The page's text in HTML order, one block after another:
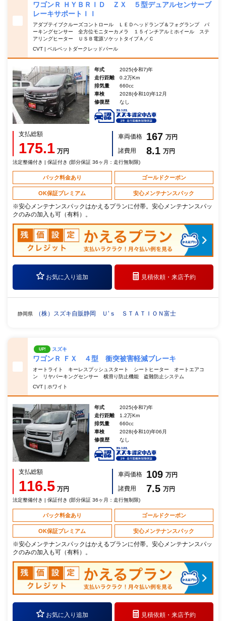
ワゴンＲ ＨＹＢＲＩＤ ＺＸ ５型デュアルセンサーブ
レーキサポートＩＩ
アダプテイブクルーズコントロール ＬＥＤヘッドランプ＆フォグランプ パ
ーキングセンサー 全方位モニターカメラ １５インチアルミホイール ステ
アリングヒーター ＵＳＢ電源ソケットタイプＡ／Ｃ
CVT | ベルベットダークレッドパール
年式
2025(令和7)年
走行距離
0.2万Km
排気量
660cc
車検
2028(令和10)年12月
修復歴
なし
支払総額
175.1 万円
車両価格 167 万円
諸費用
8.1 万円
法定整備付き | 保証付き (部分保証 36ヶ月：走行無制限)
パック料金あり ゴールドクーポン
OK保証プレミアム 安心メンテナンスパック
※安心メンテナンスパックはかえるプランに付帯。安心メンテナンスパッ
クのみの加入も可（有料）。
お気に入り追加 見積依頼・来店予約
静岡県 （株）スズキ自販静岡 Ｕ’ｓ ＳＴＡＴＩＯＮ富士
UP! スズキ
ワゴンＲ ＦＸ ４型 衝突被害軽減ブレーキ
オートライト キーレスプッシュスタート シートヒーター オートエアコ
ン リヤパーキングセンサー 横滑り防止機能 盗難防止システム
CVT | ホワイト
年式
2025(令和7)年
走行距離
1.2万Km
排気量
660cc
車検
2028(令和10)年06月
修復歴
なし
支払総額
116.5 万円
車両価格 109 万円
諸費用
7.5 万円
法定整備付き | 保証付き (部分保証 36ヶ月：走行無制限)
パック料金あり ゴールドクーポン
OK保証プレミアム 安心メンテナンスパック
※安心メンテナンスパックはかえるプランに付帯。安心メンテナンスパッ
クのみの加入も可（有料）。
お気に入り追加 見積依頼・来店予約